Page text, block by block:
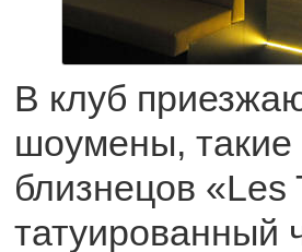
В клуб
шоумены, такие
близнецов
татуированный